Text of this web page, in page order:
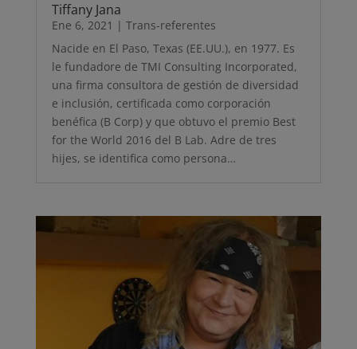
Tiffany Jana
Ene 6, 2021 | Trans-referentes
Nacide en El Paso, Texas (EE.UU.), en 1977. Es
le fundadore de TMI Consulting Incorporated,
una firma consultora de gestión de diversidad
e inclusión, certificada como corporación
benéfica (B Corp) y que obtuvo el premio Best
for the World 2016 del B Lab. Adre de tres
hijes, se identifica como persona…